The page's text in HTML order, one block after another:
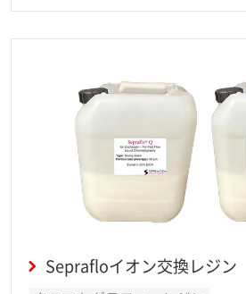
Seprafloイオン交換レジン